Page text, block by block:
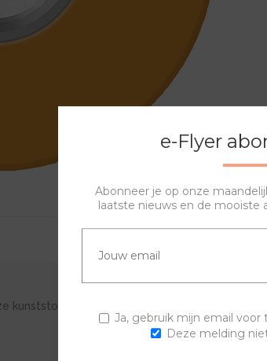
kunststof sierring en een van de banden kan
e-Flyer
Abonneer je op onze
laatste nieuws en de mooiste
Ja, gebruik mijn email
Deze melding